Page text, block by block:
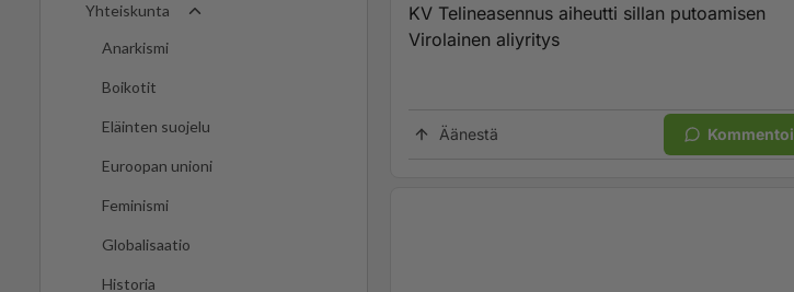
Yhteiskunta
Anarkismi
Boikotit
Eläinten suojelu
Euroopan unioni
Feminismi
Globalisaatio
Historia
KV Telineasennus aiheutti sillan putoamisen
Virolainen aliyritys
Äänestä Kommentoi